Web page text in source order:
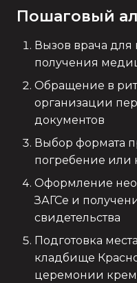
Пошаговый
Вызов врача для
получения
Обращение в
организации
документов
Выбор формата
погребение или
Оформление
ЗАГСе и
свидетельства
Подготовка
кладбище
церемонии